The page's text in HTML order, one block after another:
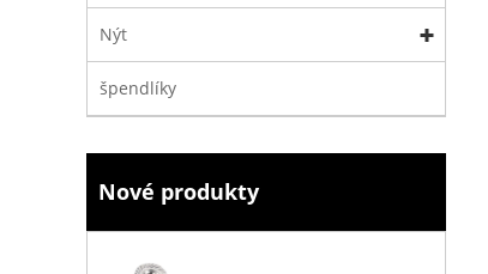
Nýt
špendlíky
Nové produkty